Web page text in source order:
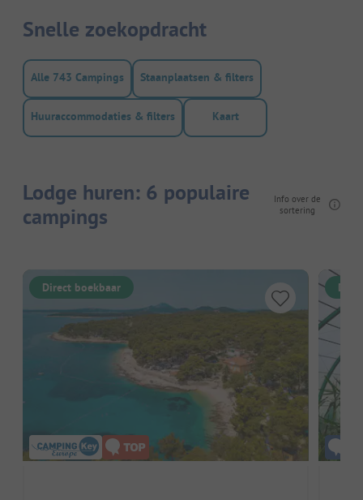
Snelle zoekopdracht
Alle 743 Campings Staanplaatsen & filters
Huuraccommodaties & filters Kaart
Lodge huren: 6 populaire
campings
Info over de
sortering
Direct boekbaar